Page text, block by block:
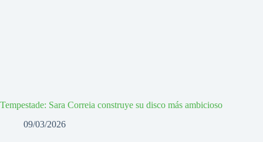
Tempestade: Sara Correia construye su disco más ambicioso
09/03/2026